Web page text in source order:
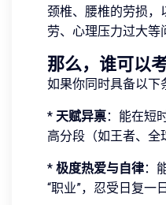
颈椎、腰椎的劳损，
劳、心理压力过大等
那么，谁可以
如果你同时具备以下
* 天赋异禀：能在短
高分段（如王者、全
* 极度热爱与自律：
“职业”，忍受日复一